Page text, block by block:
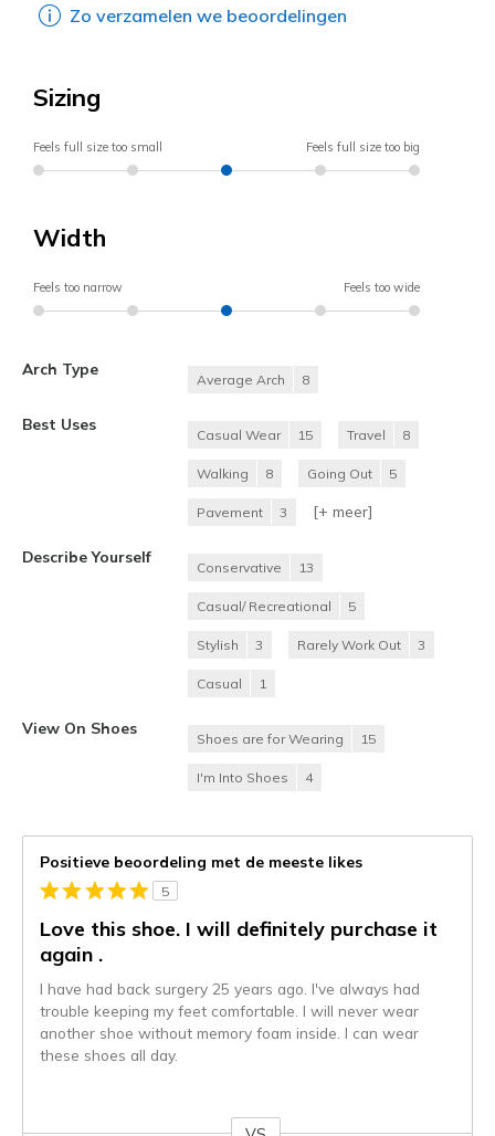
Zo verzamelen we beoordelingen
Sizing
Feels full size too small Feels full size too big
Width
Feels too narrow Feels too wide
Arch Type
Average Arch 8
Best Uses
Casual Wear 15 Travel 8
Walking 8 Going Out 5
Pavement 3 [+ meer]
Describe Yourself
Conservative 13
Casual/ Recreational 5
Stylish 3 Rarely Work Out 3
Casual 1
View On Shoes
Shoes are for Wearing 15
I'm Into Shoes 4
Positieve beoordeling met de meeste likes
5
Love this shoe. I will definitely purchase it
again .
I have had back surgery 25 years ago. I've always had
trouble keeping my feet comfortable. I will never wear
another shoe without memory foam inside. I can wear
these shoes all day.